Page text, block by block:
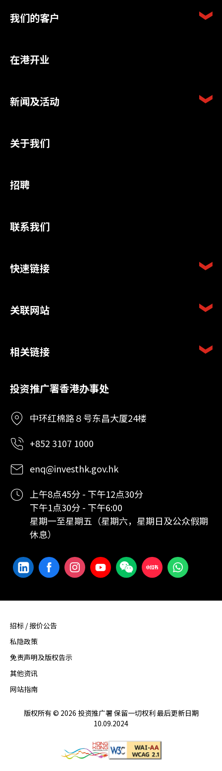
我们的客户
在港开业
新闻及活动
关于我们
招聘
联系我们
快速链接
关联网站
相关链接
投资推广署香港办事处
中环红棉路８号东昌大厦24楼
+852 3107 1000
enq@investhk.gov.hk
上午8点45分 - 下午12点30分
下午1点30分 - 下午6:00
星期一至星期五（星期六，星期日及公众假期
休息）
招标 / 报价公告
私隐政策
免责声明及版权告示
其他资讯
网站指南
版权所有 © 2026 投资推广署 保留一切权利 最后更新日期
10.09.2024